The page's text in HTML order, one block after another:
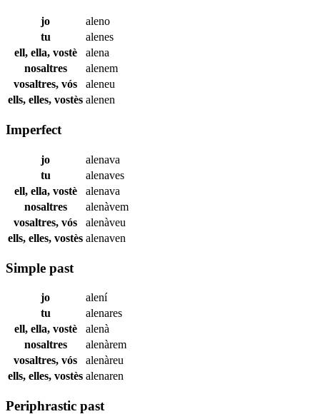
jo
aleno
tu
alenes
ell, ella, vostè
alena
nosaltres
alenem
vosaltres, vós
aleneu
ells, elles, vostès alenen
Imperfect
jo
alenava
tu
alenaves
ell, ella, vostè
alenava
nosaltres
alenàvem
vosaltres, vós
alenàveu
ells, elles, vostès alenaven
Simple past
jo
alení
tu
alenares
ell, ella, vostè
alenà
nosaltres
alenàrem
vosaltres, vós
alenàreu
ells, elles, vostès alenaren
Periphrastic past